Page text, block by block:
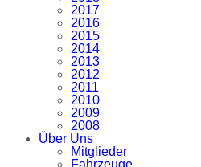
2017
2016
2015
2014
2013
2012
2011
2010
2009
2008
Über Uns
Mitglieder
Fahrzeuge